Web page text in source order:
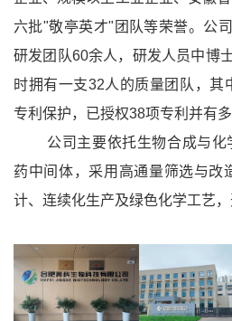
六批"敬亭英才"团队等荣誉。公
研发团队60余人，研发人员中博
时拥有一支32人的质量团队，其
专利保护，已授权38项专利并有多
公司主要依托生物合成与
药中间体，采用高通量筛选与改
计、连续化生产及绿色化学工艺，